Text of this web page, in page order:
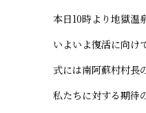
本日10時より地獄温
いよいよ復活に向け
式には南阿蘇村村長
私たちに対する期待